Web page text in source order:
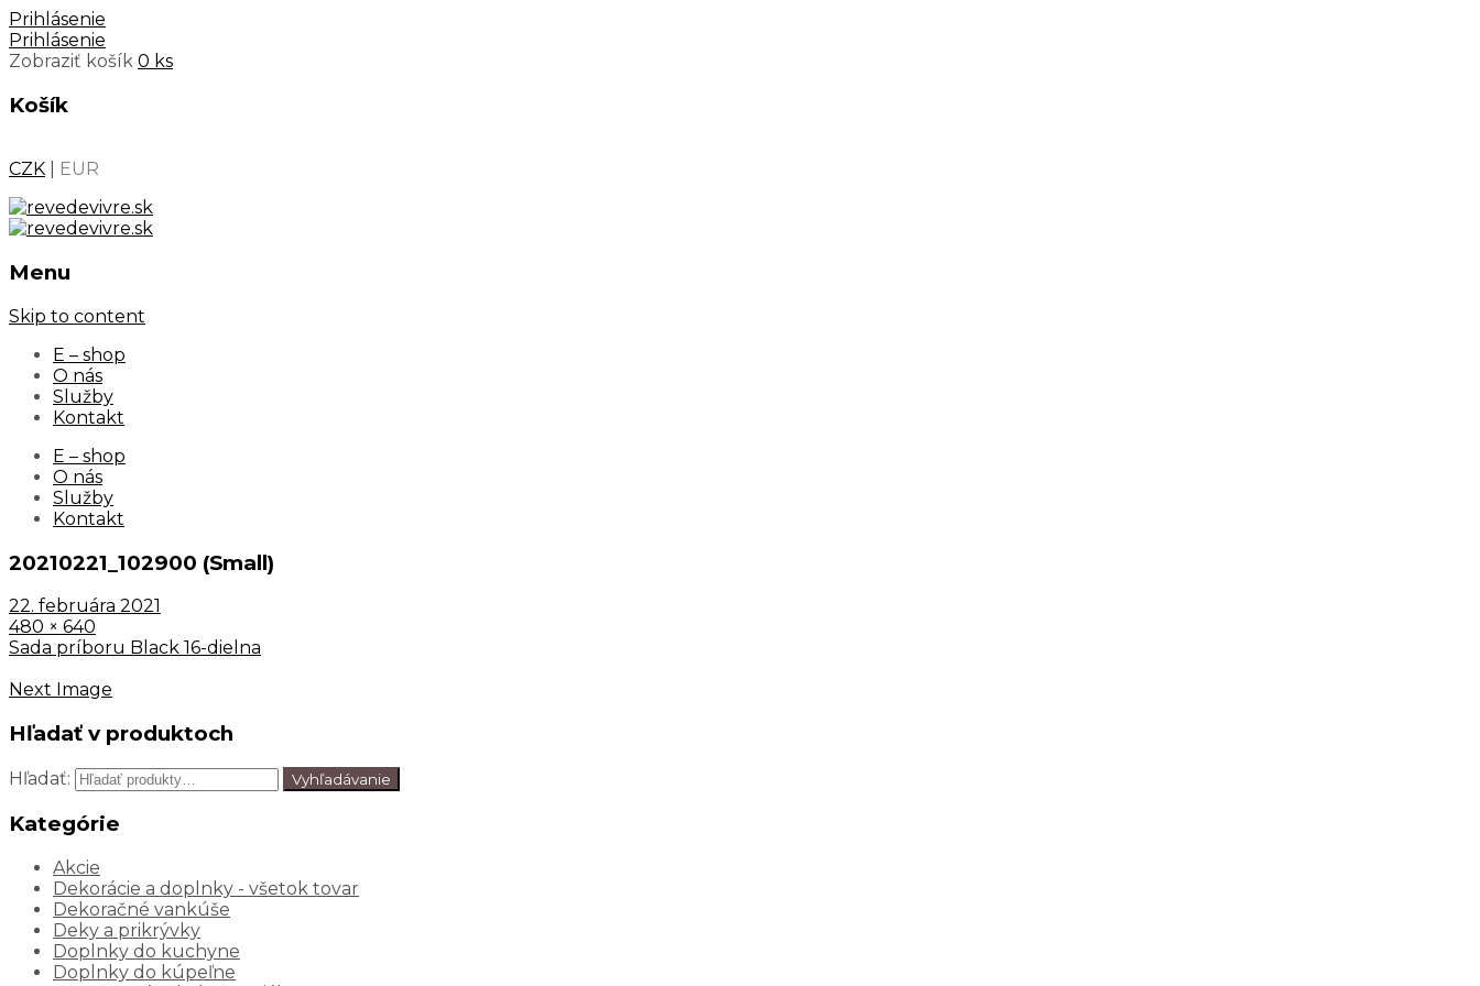
Prihlásenie
Prihlásenie
Zobraziť košík 0 ks
Košík
CZK EUR
Menu
Skip to content
E – shop
O nás
Služby
Kontakt
E – shop
O nás
Služby
Kontakt
20210221_102900 (Small)
22. februára 2021
480 × 640
Sada príboru Black 16-dielna
Next Image
Hľadať v produktoch
Hľadať: Vyhľadávanie
Kategórie
Akcie
Dekorácie a doplnky - všetok tovar
Dekoračné vankúše
Deky a prikrývky
Doplnky do kuchyne
Doplnky do kúpeľne